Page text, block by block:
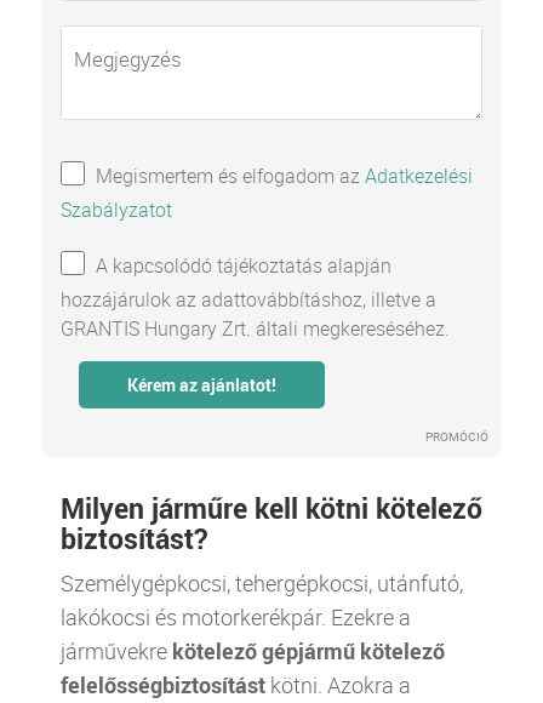
Megismertem és elfogadom azAdatkezelési
Szabályzatot
A kapcsolódó tájékoztatás alapján
hozzájárulok az adattovábbításhoz, illetve a
GRANTIS Hungary Zrt. általi megkereséséhez.
PROMÓCIÓ
Milyen járműre kell kötni kötelező
biztosítást?
Személygépkocsi, tehergépkocsi, utánfutó,
lakókocsi és motorkerékpár. Ezekre a
járművekre kötelező gépjármű kötelező
felelősségbiztosítást kötni. Azokra a